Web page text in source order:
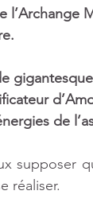
l’Archange
de
supposer
réaliser.